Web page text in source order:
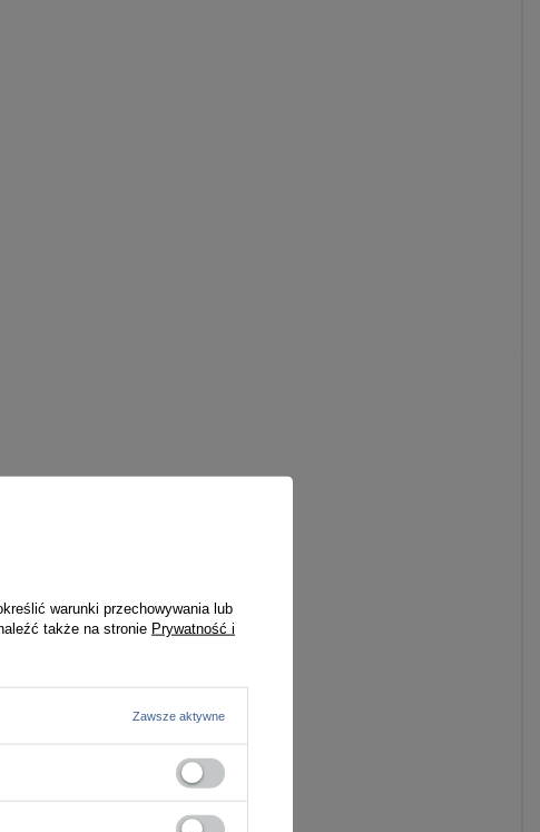
warunki przechowywania lub
także na stronie Prywatność i
Zawsze aktywne